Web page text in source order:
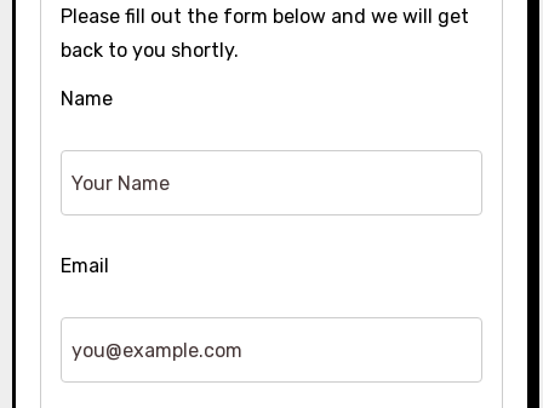
Please fill out the form below and we will get
back to you shortly.
Name
Email